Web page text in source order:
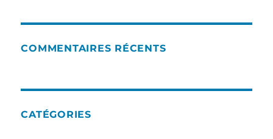
COMMENTAIRES RÉCENTS
CATÉGORIES